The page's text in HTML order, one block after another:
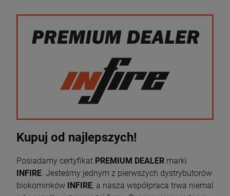
Kupuj od najlepszych!
Posiadamy certyfikat PREMIUM DEALER marki
INFIRE. Jesteśmy jednym z pierwszych dystrybutorów
biokominków INFIRE, a nasza współpraca trwa niemal